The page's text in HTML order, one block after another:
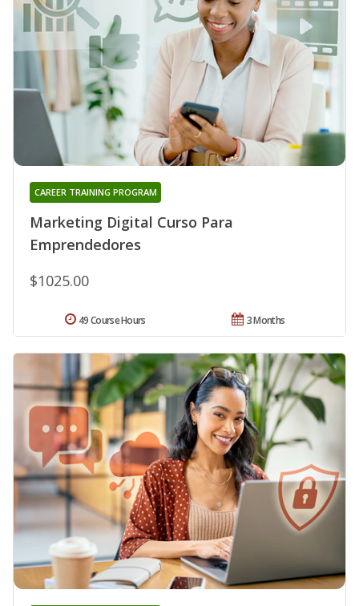
Marketing Digital Curso Para
Emprendedores
CAREER TRAINING PROGRAM
$1025.00
3 Months
49 Course Hours